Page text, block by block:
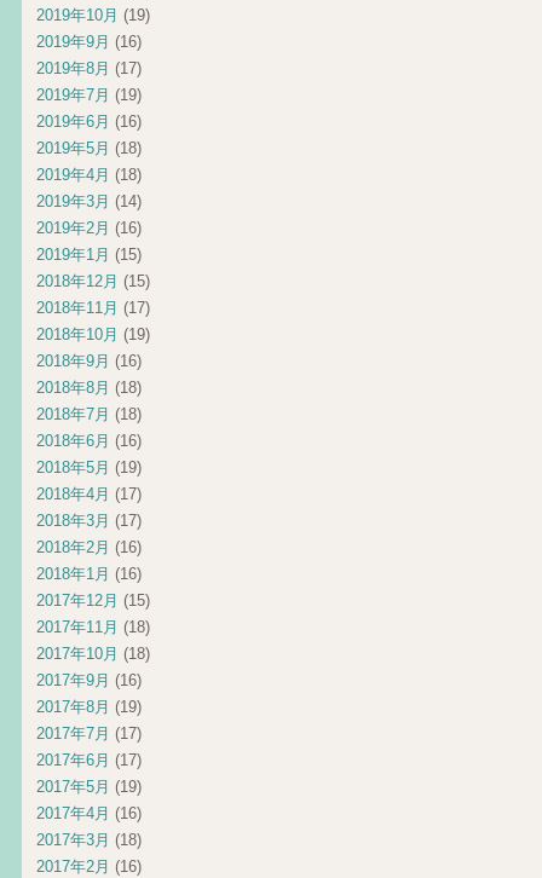
2019年10月 (19)
2019年9月 (16)
2019年8月 (17)
2019年7月 (19)
2019年6月 (16)
2019年5月 (18)
2019年4月 (18)
2019年3月 (14)
2019年2月 (16)
2019年1月 (15)
2018年12月 (15)
2018年11月 (17)
2018年10月 (19)
2018年9月 (16)
2018年8月 (18)
2018年7月 (18)
2018年6月 (16)
2018年5月 (19)
2018年4月 (17)
2018年3月 (17)
2018年2月 (16)
2018年1月 (16)
2017年12月 (15)
2017年11月 (18)
2017年10月 (18)
2017年9月 (16)
2017年8月 (19)
2017年7月 (17)
2017年6月 (17)
2017年5月 (19)
2017年4月 (16)
2017年3月 (18)
2017年2月 (16)